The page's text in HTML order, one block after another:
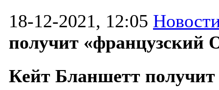
18-12-2021, 12:05
получит «французский
Кейт Бланшетт